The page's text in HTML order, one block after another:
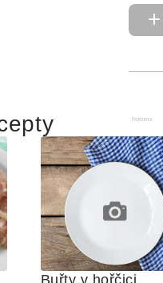
Reklama
Buřty v hořčici